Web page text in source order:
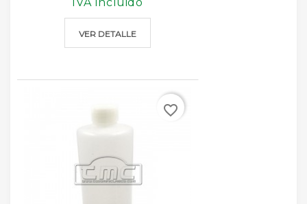
VER DETALLE
favorite_border